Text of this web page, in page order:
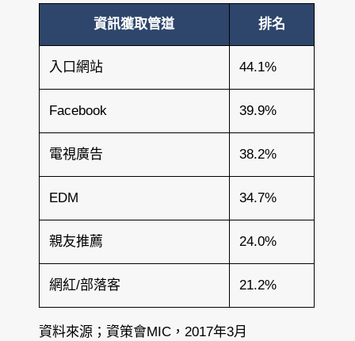
資訊獲取管道 排名
入口網站 44.1%
Facebook 39.9%
電視廣告 38.2%
EDM 34.7%
親友推薦 24.0%
網紅/部落客 21.2%
資料來源；資策會MIC，2017年3月